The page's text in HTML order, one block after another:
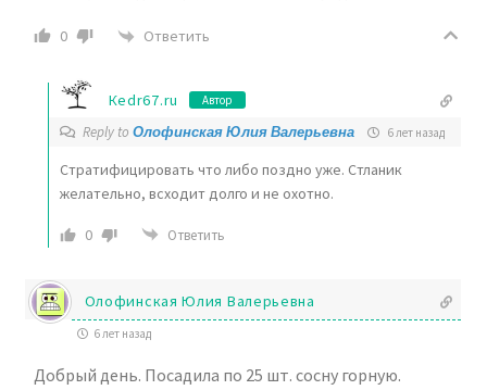
0 Ответить
Кedr67.ru Автор
Reply to Олофинская Юлия Валерьевна 6 лет назад
Стратифицировать что либо поздно уже. Стланик
желательно, всходит долго и не охотно.
0 Ответить
Олофинская Юлия Валерьевна
6 лет назад
Добрый день. Посадила по 25 шт. сосну горную.